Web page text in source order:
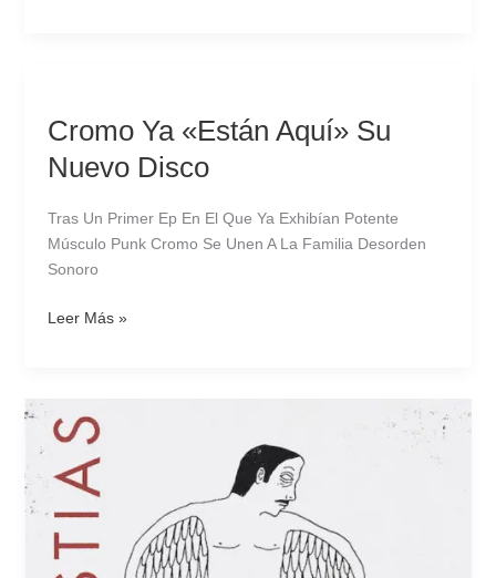
Cromo Ya «Están Aquí» Su
Nuevo Disco
Tras Un Primer Ep En El Que Ya Exhibían Potente
Músculo Punk Cromo Se Unen A La Familia Desorden
Sonoro
«Están
Su
Disco
Leer Más »
Angustias
Lanza
Ep
“Kosmodrome